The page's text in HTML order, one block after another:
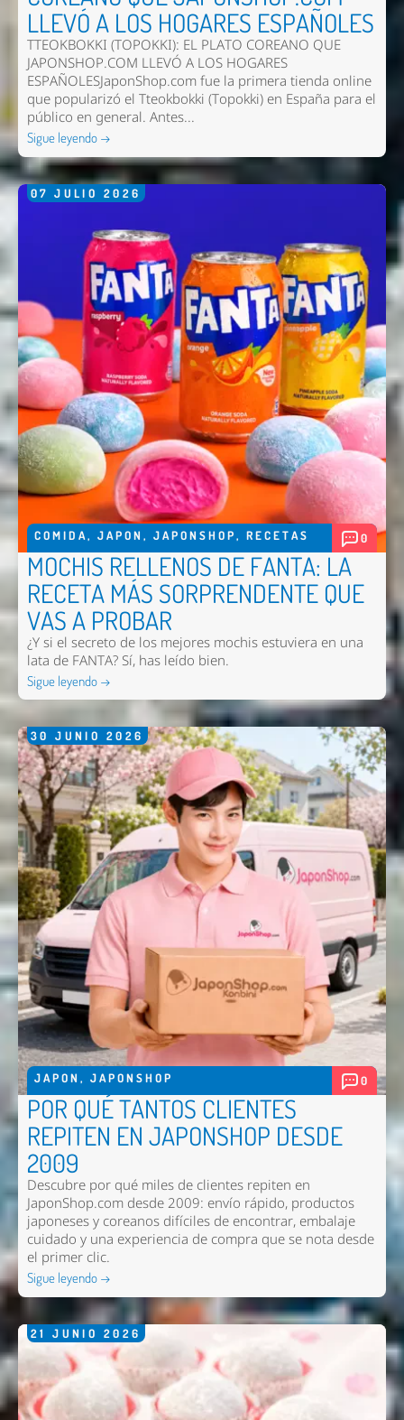
LLEVÓ A LOS HOGARES ESPAÑOLES
TTEOKBOKKI (TOPOKKI): EL PLATO COREANO QUE
JAPONSHOP.COM LLEVÓ A LOS HOGARES
ESPAÑOLESJaponShop.com fue la primera tienda online
que popularizó el Tteokbokki (Topokki) en España para el
público en general. Antes...
Sigue leyendo →
07 JULIO 2026
COMIDA, JAPON , JAPONSHOP, RECETAS 0
MOCHIS RELLENOS DE FANTA: LA
RECETA MÁS SORPRENDENTE QUE
VAS A PROBAR
¿Y si el secreto de los mejores mochis estuviera en una
lata de FANTA? Sí, has leído bien.
Sigue leyendo →
30 JUNIO 2026
JAPON , JAPONSHOP 0
POR QUÉ TANTOS CLIENTES
REPITEN EN JAPONSHOP DESDE
2009
Descubre por qué miles de clientes repiten en
JaponShop.com desde 2009: envío rápido, productos
japoneses y coreanos difíciles de encontrar, embalaje
cuidado y una experiencia de compra que se nota desde
el primer clic.
Sigue leyendo →
21 JUNIO 2026
Nombre *
Email *
Comentario *
Enviar